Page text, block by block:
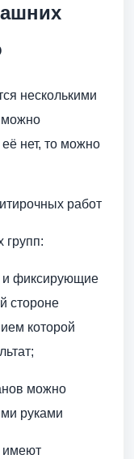
несколькими
можно
нет, то можно
работ
групп:
фиксирующие
стороне
которой
можно
руками
имеют